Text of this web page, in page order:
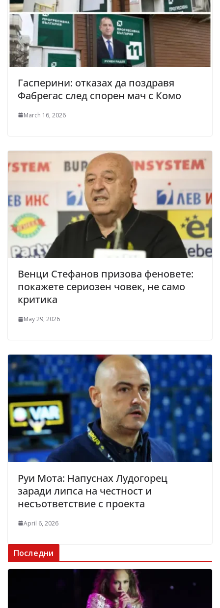
Гасперини: отказах да поздравя
Фабрегас след спорен мач с Комо
March 16, 2026
Венци Стефанов призова феновете:
покажете сериозен човек, не само
критика
May 29, 2026
Руи Мота: Напуснах Лудогорец
заради липса на честност и
несъответствие с проекта
April 6, 2026
Последни